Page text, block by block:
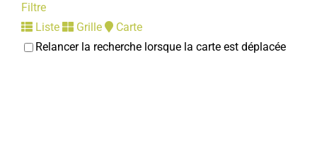
Filtre
Liste
Grille
Carte
Relancer la recherche lorsque la carte est déplacée